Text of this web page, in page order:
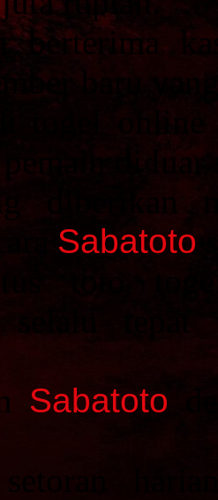
baru
togel
pemain di luar
diberikan
Sabatoto
toto
Sabatoto
setoran